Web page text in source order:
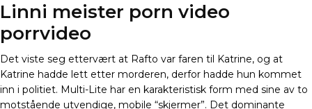
Linni meister porn video
porrvideo
Det viste seg ettervært at Rafto var faren til Katrine, og at
Katrine hadde lett etter morderen, derfor hadde hun kommet
inn i politiet. Multi-Lite har en karakteristisk form med sine av to
motstående utvendige, mobile “skjermer”. Det dominante